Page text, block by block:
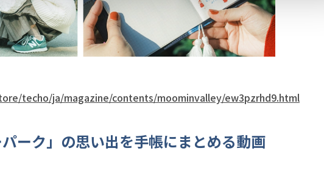
techo/ja/magazine/contents/moominvalley/ew3pzrhd9.html
パーク」の思い出を手帳にまとめる動画